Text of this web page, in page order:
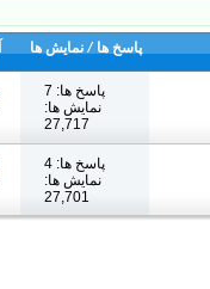
پاسخ ها / نمایش ها
پاسخ ها: 7
نمایش ها:
27,717
پاسخ ها: 4
نمایش ها:
27,701